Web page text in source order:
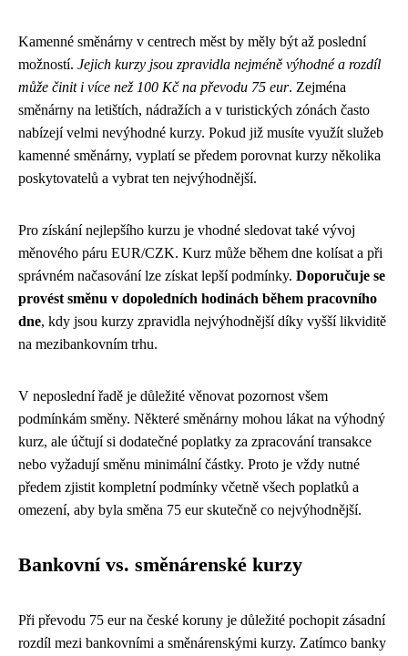
Kamenné směnárny v centrech měst by měly být až poslední
možností. Jejich kurzy jsou zpravidla nejméně výhodné a rozdíl
může činit i více než 100 Kč na převodu 75 eur. Zejména
směnárny na letištích, nádražích a v turistických zónách často
nabízejí velmi nevýhodné kurzy. Pokud již musíte využít služeb
kamenné směnárny, vyplatí se předem porovnat kurzy několika
poskytovatelů a vybrat ten nejvýhodnější.
Pro získání nejlepšího kurzu je vhodné sledovat také vývoj
měnového páru EUR/CZK. Kurz může během dne kolísat a při
správném načasování lze získat lepší podmínky. Doporučuje se
provést směnu v dopoledních hodinách během pracovního
dne, kdy jsou kurzy zpravidla nejvýhodnější díky vyšší likviditě
na mezibankovním trhu.
V neposlední řadě je důležité věnovat pozornost všem
podmínkám směny. Některé směnárny mohou lákat na výhodný
kurz, ale účtují si dodatečné poplatky za zpracování transakce
nebo vyžadují směnu minimální částky. Proto je vždy nutné
předem zjistit kompletní podmínky včetně všech poplatků a
omezení, aby byla směna 75 eur skutečně co nejvýhodnější.
Bankovní vs. směnárenské kurzy
Při převodu 75 eur na české koruny je důležité pochopit zásadní
rozdíl mezi bankovními a směnárenskými kurzy. Zatímco banky